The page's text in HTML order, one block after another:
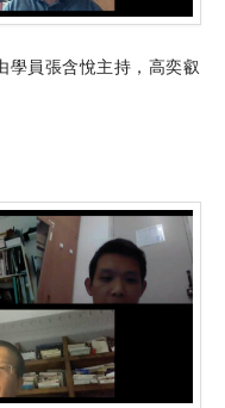
學員張含悅主持，高奕叡